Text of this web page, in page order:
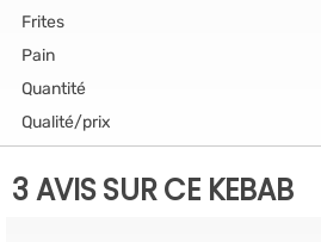
Frites
Pain
Quantité
Qualité/prix
3 AVIS SUR CE KEBAB